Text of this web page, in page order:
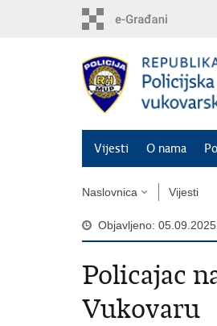
Vijesti O nama
Naslovnica Vijesti
Objavljeno: 05.09.2025.
Policajac
Vukovaru